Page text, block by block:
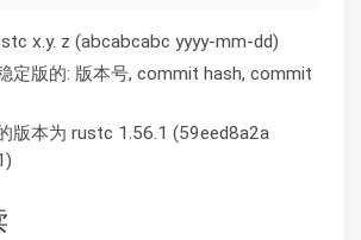
x.y. z (abcabcabc yyyy-mm-dd)
定版的: 版本号, commit hash, commit
版本为 rustc 1.56.1 (59eed8a2a